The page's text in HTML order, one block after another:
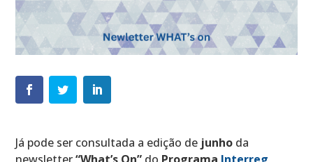
Já pode ser consultada a edição de junho da